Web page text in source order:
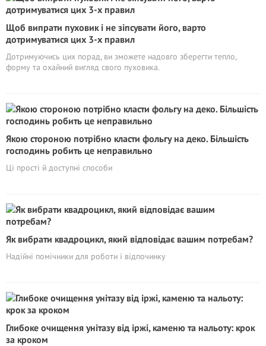
Щоб випрати пуховик і не зіпсувати його, варто
дотримуватися цих 3-х правил
Дотримуючись цих порад, ви зможете надовго зберегти тепло,
форму та охайний вигляд свого пуховика.
Якою стороною потрібно класти фольгу на деко. Більшість
господинь робить це неправильно
Ці прості й доступні способи
Як вибрати квадроцикл, який відповідає вашим потребам?
Надійні помічники для роботи і відпочинку
Глибоке очищення унітазу від іржі, каменю та нальоту: крок
за кроком